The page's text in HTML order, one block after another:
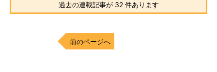
過去の連載記事が 32 件あります
前のページへ